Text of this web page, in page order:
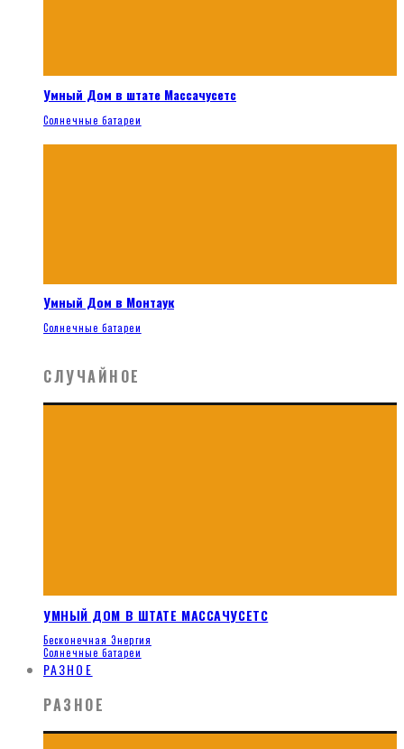
Умный Дом в штате Массачусетс
Солнечные батареи
Умный Дом в Монтаук
Солнечные батареи
СЛУЧАЙНОЕ
УМНЫЙ ДОМ В ШТАТЕ МАССАЧУСЕТС
Бесконечная Энергия
Солнечные батареи
РАЗНОЕ
РАЗНОЕ